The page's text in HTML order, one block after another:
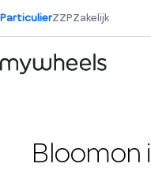
ParticulierZZPZakelijk
Bloomon